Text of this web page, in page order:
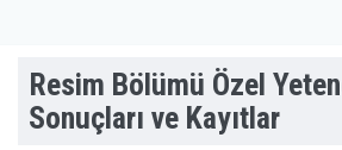
Resim Bölümü Özel
Sonuçları ve Kayıtlar